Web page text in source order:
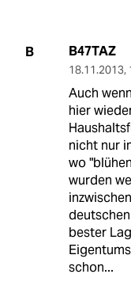
B B47TAZ
18.11.2013,
Auch
hier
nicht nur
wo
wurden
bester
schon...